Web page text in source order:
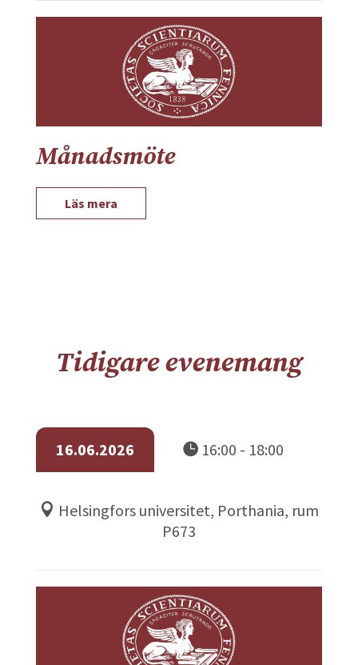
Månadsmöte
Läs mera
Tidigare evenemang
16.06.2026 16:00 - 18:00
Helsingfors universitet, Porthania, rum
P673